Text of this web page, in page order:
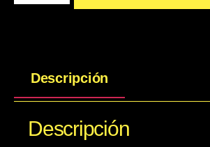
Descripción
Descripción